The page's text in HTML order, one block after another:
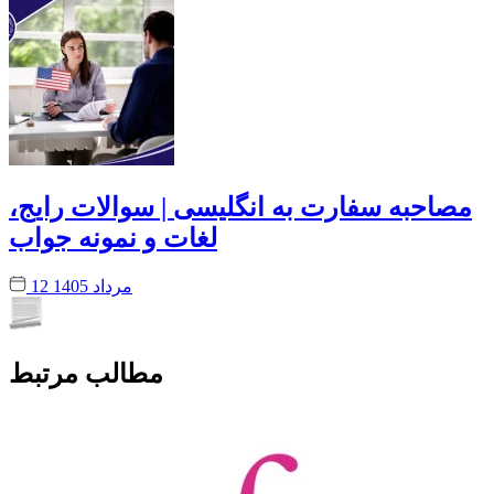
مصاحبه سفارت به انگلیسی | سوالات رایج،
لغات و نمونه جواب
12 مرداد 1405
مطالب مرتبط